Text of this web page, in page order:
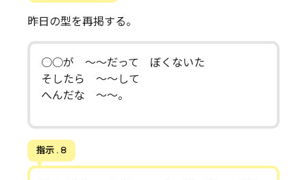
昨日の型を再掲する。
○○が 〜〜だって ぼくないた
そしたら 〜〜して
へんだな 〜〜。
指示 . 8